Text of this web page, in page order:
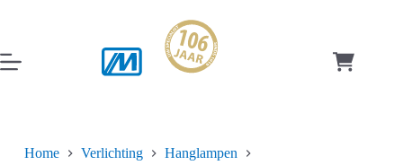
inhoud
Home Verlichting
Hanglampen